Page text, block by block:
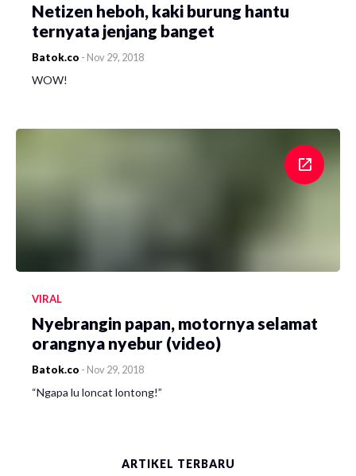
Netizen heboh, kaki burung hantu
ternyata jenjang banget
Batok.co - Nov 29, 2018
WOW!
VIRAL
Nyebrangin papan, motornya selamat
orangnya nyebur (video)
Batok.co - Nov 29, 2018
“Ngapa lu loncat lontong!”
ARTIKEL TERBARU